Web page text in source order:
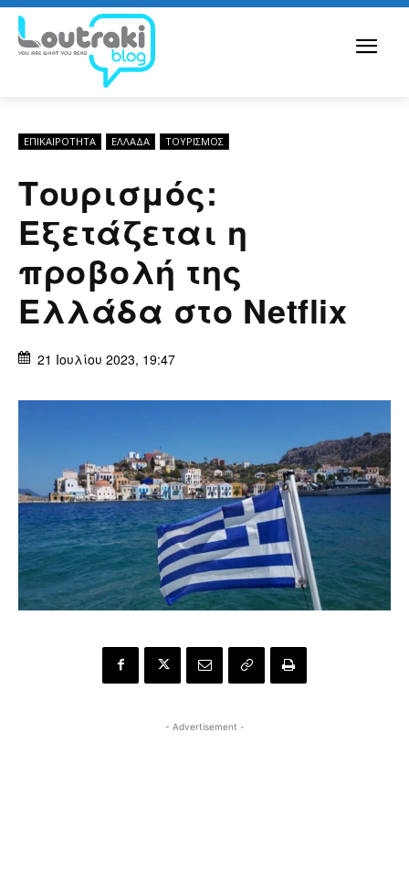
ΕΠΙΚΑΙΡΟΤΗΤΑ ΕΛΛΆΔΑ ΤΟΥΡΙΣΜΟΣ
Τουρισμός:
Εξετάζεται η
προβολή της
Ελλάδα στο Netflix
21 Ιουλίου 2023, 19:47
- Advertisement -